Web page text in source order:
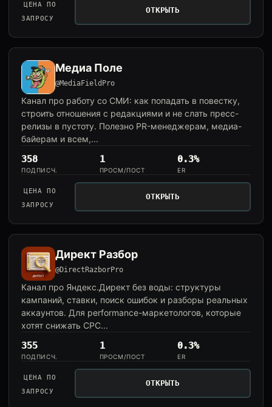
ЦЕНА ПО
ЗАПРОСУ
ОТКРЫТЬ
Медиа Поле
@MediaFieldPro
Канал про работу со СМИ: как попадать в повестку,
строить отношения с редакциями и не слать пресс-
релизы в пустоту. Полезно PR-менеджерам, медиа-
байерам и всем,...
358
ПОДПИСЧ.
1
ПРОСМ/ПОСТ
0.3%
ER
ЦЕНА ПО
ЗАПРОСУ
ОТКРЫТЬ
Директ Разбор
@DirectRazborPro
Канал про Яндекс.Директ без воды: структуры
кампаний, ставки, поиск ошибок и разборы реальных
аккаунтов. Для performance-маркетологов, которые
хотят снижать CPC...
355
ПОДПИСЧ.
1
ПРОСМ/ПОСТ
0.3%
ER
ЦЕНА ПО
ЗАПРОСУ
ОТКРЫТЬ